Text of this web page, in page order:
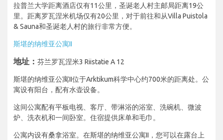
拉普兰大学距离酒店仅有11公里，圣诞老人村主邮局距离19公
里。距离罗瓦涅米机场仅有20公里，对于前往和从Villa Puistola
& Sauna和圣诞老人村的旅行非常方便。
斯堪的纳维亚公寓II
地址： 芬兰罗瓦涅米3 Riistatie A 12
斯堪的纳维亚公寓II位于Arktikum科学中心约700米的距离处。公
寓设有阳台，配有水壶设备。
这间公寓配有平板电视、客厅、带淋浴的浴室、洗碗机、微波
炉、洗衣机和一间卧室。住宿提供床单和毛巾。
公寓内设有桑拿浴室。在斯堪的纳维亚公寓II，您可以在露台上